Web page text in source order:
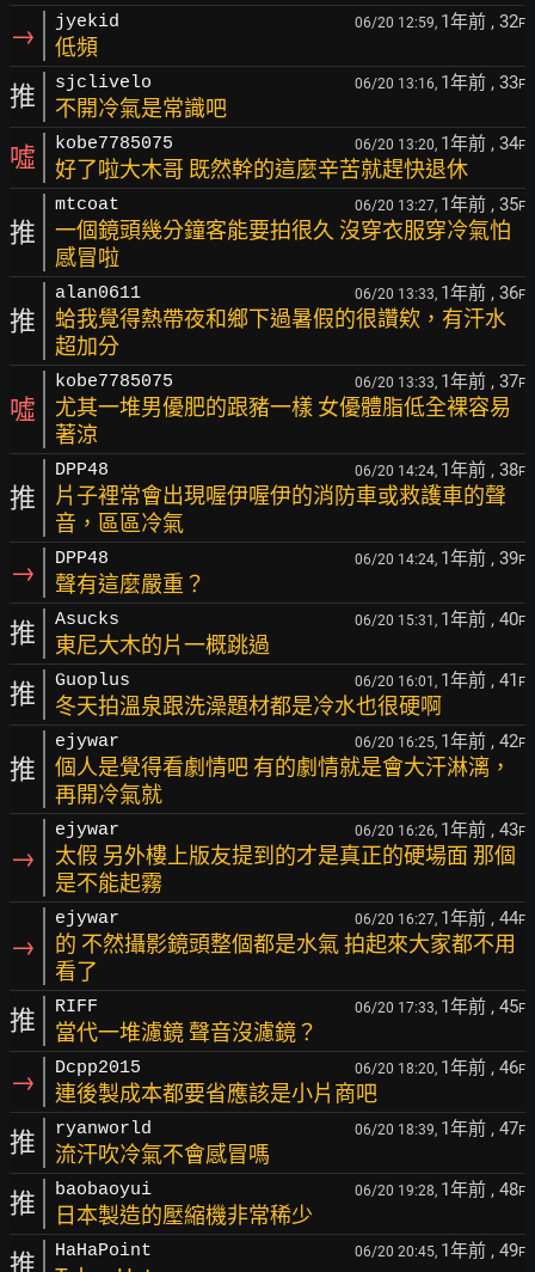
→ jyekid 06/20 12:59, 1年前 , 32F
低頻
推 sjclivelo 06/20 13:16, 1年前 , 33F
不開冷氣是常識吧
噓 kobe7785075 06/20 13:20, 1年前 , 34F
好了啦大木哥 既然幹的這麼辛苦就趕快退休
推
mtcoat 06/20 13:27, 1年前 , 35F
一個鏡頭幾分鐘客能要拍很久 沒穿衣服穿冷氣怕
感冒啦
推
alan0611 06/20 13:33, 1年前 , 36F
蛤我覺得熱帶夜和鄉下過暑假的很讚欸，有汗水
超加分
噓
kobe7785075 06/20 13:33, 1年前 , 37F
尤其一堆男優肥的跟豬一樣 女優體脂低全裸容易
著涼
推
DPP48 06/20 14:24, 1年前 , 38F
片子裡常會出現喔伊喔伊的消防車或救護車的聲
音，區區冷氣
→ DPP48 06/20 14:24, 1年前 , 39F
聲有這麼嚴重？
推 Asucks 06/20 15:31, 1年前 , 40F
東尼大木的片一概跳過
推 Guoplus 06/20 16:01, 1年前 , 41 F
冬天拍溫泉跟洗澡題材都是冷水也很硬啊
推
ejywar 06/20 16:25, 1年前 , 42F
個人是覺得看劇情吧 有的劇情就是會大汗淋漓，
再開冷氣就
→
ejywar 06/20 16:26, 1年前 , 43F
太假 另外樓上版友提到的才是真正的硬場面 那個
是不能起霧
→
ejywar 06/20 16:27, 1年前 , 44F
的 不然攝影鏡頭整個都是水氣 拍起來大家都不用
看了
推 RIFF 06/20 17:33, 1年前 , 45F
當代一堆濾鏡 聲音沒濾鏡？
→ Dcpp2015 06/20 18:20, 1年前 , 46F
連後製成本都要省應該是小片商吧
推 ryanworld 06/20 18:39, 1年前 , 47F
流汗吹冷氣不會感冒嗎
推 baobaoyui 06/20 19:28, 1年前 , 48F
日本製造的壓縮機非常稀少
推 HaHaPoint 06/20 20:45, 1年前 , 49F